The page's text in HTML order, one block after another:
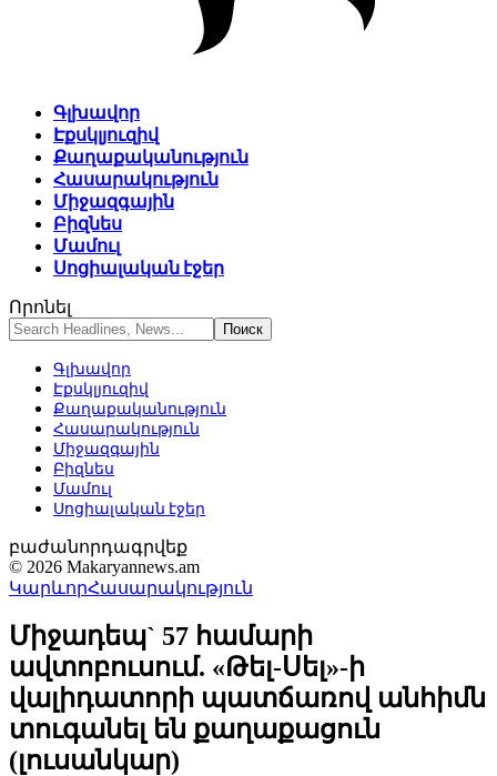
Գլխավոր
Էքսկլյուզիվ
Քաղաքականություն
Հասարակություն
Միջազգային
Բիզնես
Մամուլ
Սոցիալական էջեր
Որոնել
Գլխավոր
Էքսկլյուզիվ
Քաղաքականություն
Հասարակություն
Միջազգային
Բիզնես
Մամուլ
Սոցիալական էջեր
բաժանորդագրվեք
© 2026 Makaryannews.am
ԿարևորՀասարակություն
Միջադեպ` 57 համարի
ավտոբուսում. «Թել-Սել»-ի
վալիդատորի պատճառով անհիմն
տուգանել են քաղաքացուն
(լուսանկար)